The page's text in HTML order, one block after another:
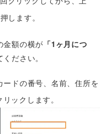
します。
金額の横が 「1ヶ月につ
ださい。
ドの番号、名前、住所を
リックします。